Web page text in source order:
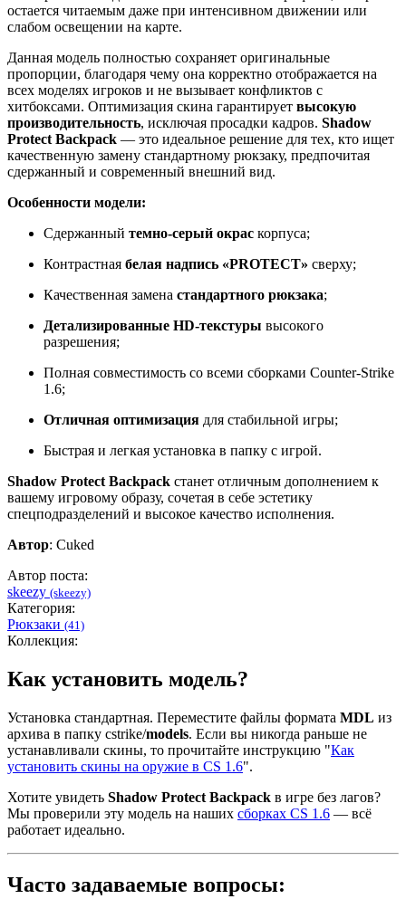
остается читаемым даже при интенсивном движении или
слабом освещении на карте.
Данная модель полностью сохраняет оригинальные
пропорции, благодаря чему она корректно отображается на
всех моделях игроков и не вызывает конфликтов с
хитбоксами. Оптимизация скина гарантирует высокую
производительность, исключая просадки кадров. Shadow
Protect Backpack — это идеальное решение для тех, кто ищет
качественную замену стандартному рюкзаку, предпочитая
сдержанный и современный внешний вид.
Особенности модели:
Сдержанный темно-серый окрас корпуса;
Контрастная белая надпись «PROTECT» сверху;
Качественная замена стандартного рюкзака;
Детализированные HD-текстуры высокого
разрешения;
Полная совместимость со всеми сборками Counter-Strike
1.6;
Отличная оптимизация для стабильной игры;
Быстрая и легкая установка в папку с игрой.
Shadow Protect Backpack станет отличным дополнением к
вашему игровому образу, сочетая в себе эстетику
спецподразделений и высокое качество исполнения.
Автор: Cuked
Автор поста:
skeezy (skeezy)
Категория:
Рюкзаки (41)
Коллекция:
Как установить модель?
Установка стандартная. Переместите файлы формата MDL из
архива в папку cstrike/models. Если вы никогда раньше не
устанавливали скины, то прочитайте инструкцию "Как
установить скины на оружие в CS 1.6".
Хотите увидеть Shadow Protect Backpack в игре без лагов?
Мы проверили эту модель на наших сборках CS 1.6 — всё
работает идеально.
Часто задаваемые вопросы: